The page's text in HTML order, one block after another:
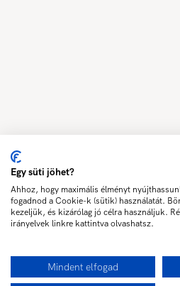
Egy süti jöhet?
Ahhoz, hogy maximális élményt
fogadnod a Cookie-k (sütik) használatát.
kezeljük, és kizárólag jó célra használjuk.
irányelvek linkre kattintva olvashatsz.
Mindent elfogad